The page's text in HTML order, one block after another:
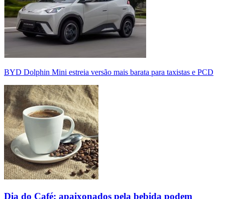
BYD Dolphin Mini estreia versão mais barata para taxistas e PCD
Dia do Café: apaixonados pela bebida podem